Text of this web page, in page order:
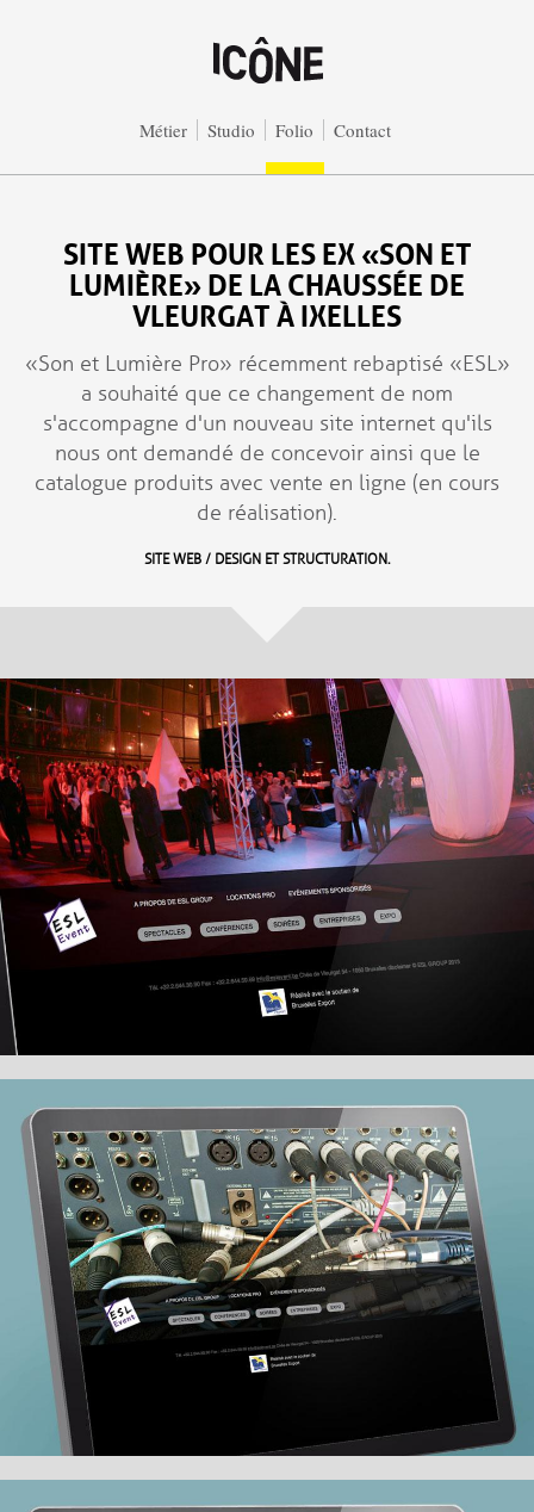
Métier Studio Folio Contact
SITE WEB POUR LES EX « SON ET
LUMIÈRE » DE LA CHAUSSÉE DE
VLEURGAT À IXELLES
« Son et Lumière Pro » récemment rebaptisé « ESL »
a souhaité que ce changement de nom
s'accompagne d'un nouveau site internet qu'ils
nous ont demandé de concevoir ainsi que le
catalogue produits avec vente en ligne (en cours
de réalisation).
SITE WEB / DESIGN ET STRUCTURATION.